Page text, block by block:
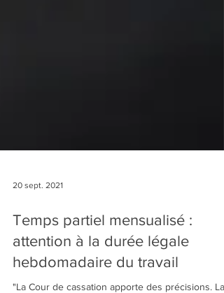
Temps partiel mensualisé :
attention à la durée légale
hebdomadaire du travail